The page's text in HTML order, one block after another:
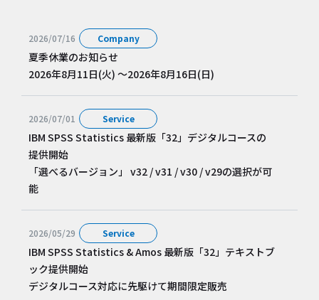
2026/07/16 Company
夏季休業のお知らせ
2026年8月11日(火) ～2026年8月16日(日)
2026/07/01 Service
IBM SPSS Statistics 最新版「32」デジタルコースの
提供開始
「選べるバージョン」 v32 / v31 / v30 / v29の選択が可
能
2026/05/29 Service
IBM SPSS Statistics & Amos 最新版「32」テキストブ
ック提供開始
デジタルコース対応に先駆けて期間限定販売